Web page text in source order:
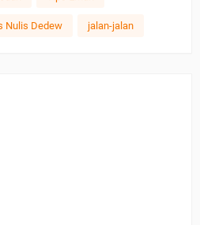
Nulis Dedew jalan-jalan